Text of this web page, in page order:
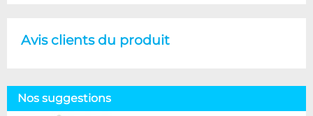
Avis clients du produit
Nos suggestions